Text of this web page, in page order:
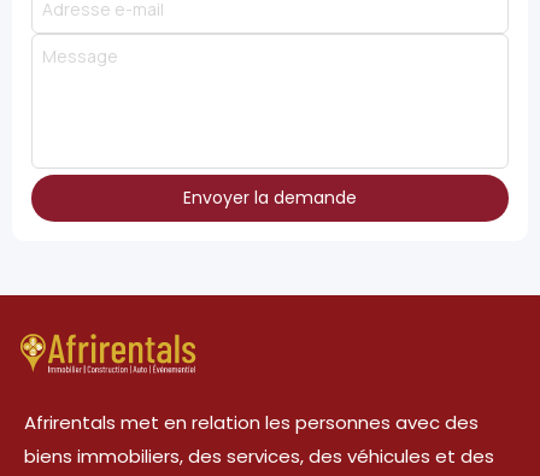
Envoyer la demande
Afrirentals met en relation les personnes avec des
biens immobiliers, des services, des véhicules et des